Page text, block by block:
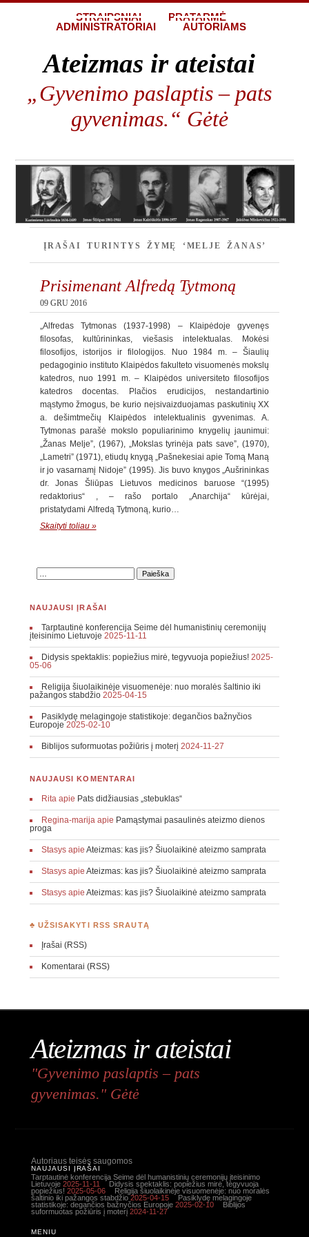
STRAIPSNIAI
PRATARMĖ
ADMINISTRATORIAI
AUTORIAMS
Ateizmas ir ateistai
„Gyvenimo paslaptis – pats
gyvenimas.“ Gėtė
ĮRAŠAI TURINTYS ŽYMĘ ‘MELJE ŽANAS’
Prisimenant Alfredą Tytmoną
09 GRU 2016
„Alfredas Tytmonas (1937-1998) – Klaipėdoje gyvenęs
filosofas, kultūrininkas, viešasis intelektualas. Mokėsi
filosofijos, istorijos ir filologijos. Nuo 1984 m. – Šiaulių
pedagoginio instituto Klaipėdos fakulteto visuomenės mokslų
katedros, nuo 1991 m. – Klaipėdos universiteto filosofijos
katedros docentas. Plačios erudicijos, nestandartinio
mąstymo žmogus, be kurio neįsivaizduojamas paskutinių XX
a. dešimtmečių Klaipėdos intelektualinis gyvenimas. A.
Tytmonas parašė mokslo populiarinimo knygelių jaunimui:
„Žanas Melje”, (1967), „Mokslas tyrinėja pats save”, (1970),
„Lametri” (1971), etiudų knygą „Pašnekesiai apie Tomą Maną
ir jo vasarnamį Nidoje” (1995). Jis buvo knygos „Aušrininkas
dr. Jonas Šliūpas Lietuvos medicinos baruose “(1995)
redaktorius“ , – rašo portalo „Anarchija“ kūrėjai,
pristatydami Alfredą Tytmoną, kurio…
Skaityti toliau »
NAUJAUSI ĮRAŠAI
Tarptautinė konferencija Seime dėl humanistinių ceremonijų
įteisinimo Lietuvoje 2025-11-11
Didysis spektaklis: popiežius mirė, tegyvuoja popiežius! 2025-
05-06
Religija šiuolaikinėje visuomenėje: nuo moralės šaltinio iki
pažangos stabdžio 2025-04-15
Pasiklydę melagingoje statistikoje: degančios bažnyčios
Europoje 2025-02-10
Biblijos suformuotas požiūris į moterį 2024-11-27
NAUJAUSI KOMENTARAI
Ritaapie Pats didžiausias „stebuklas“
Regina-marijaapie Pamąstymai pasaulinės ateizmo dienos
proga
Stasysapie Ateizmas: kas jis? Šiuolaikinė ateizmo samprata
Stasysapie Ateizmas: kas jis? Šiuolaikinė ateizmo samprata
Stasysapie Ateizmas: kas jis? Šiuolaikinė ateizmo samprata
♣ UŽSISAKYTI RSS SRAUTĄ
Įrašai (RSS)
Komentarai (RSS)
Ateizmas ir ateistai
"Gyvenimo paslaptis – pats
gyvenimas." Gėtė
Autoriaus teisės saugomos
NAUJAUSI ĮRAŠAI
Tarptautinė konferencija Seime dėl humanistinių ceremonijų įteisinimo
Lietuvoje 2025-11-11
Didysis spektaklis: popiežius mirė, tegyvuoja
popiežius! 2025-05-06
Religija šiuolaikinėje visuomenėje: nuo moralės
šaltinio iki pažangos stabdžio 2025-04-15
Pasiklydę melagingoje
statistikoje: degančios bažnyčios Europoje 2025-02-10
Biblijos
suformuotas požiūris į moterį 2024-11-27
MENIU